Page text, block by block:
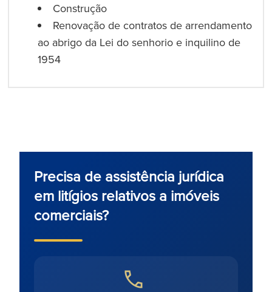
Construção
Renovação de contratos de arrendamento
ao abrigo da Lei do senhorio e inquilino de
1954
Precisa de assistência jurídica
em litígios relativos a imóveis
comerciais?